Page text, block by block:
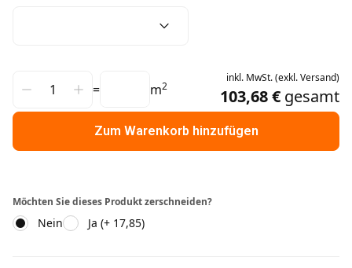
= m2
inkl. MwSt.(exkl.Versand)
103,68 € gesamt
Zum Warenkorb hinzufügen
Möchten Sie dieses Produkt zerschneiden?
Nein Ja (+ 17,85)